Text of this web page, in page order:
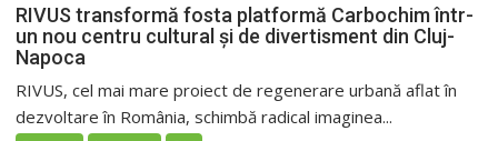
RIVUS transformă fosta platformă Carbochim într-
un nou centru cultural și de divertisment din Cluj-
Napoca
RIVUS, cel mai mare proiect de regenerare urbană aflat în
dezvoltare în România, schimbă radical imaginea...